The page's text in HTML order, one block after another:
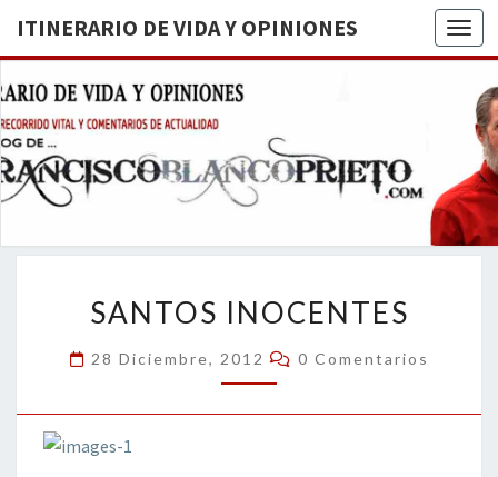
ITINERARIO DE VIDA Y OPINIONES
DE
BREVE
RECORRIDO
VITAL Y
ACTUALIDAD
INOCENTES
SANTOS INOCENTES
28 Diciembre, 2012 Comentarios
0 Comentarios